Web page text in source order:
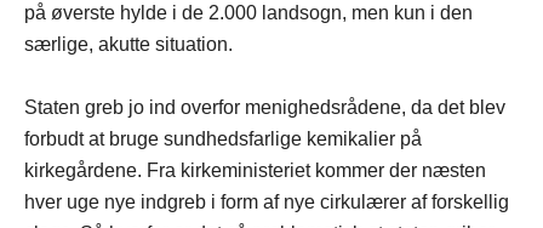
på øverste hylde i de 2.000 landsogn, men kun i den
særlige, akutte situation.
Staten greb jo ind overfor menighedsrådene, da det blev
forbudt at bruge sundhedsfarlige kemikalier på
kirkegårdene. Fra kirkeministeriet kommer der næsten
hver uge nye indgreb i form af nye cirkulærer af forskellig